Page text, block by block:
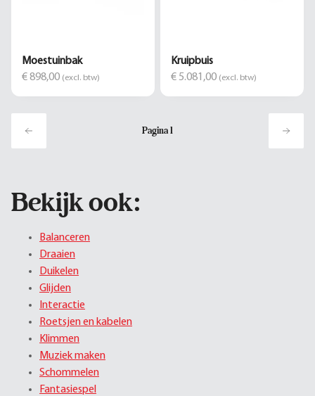
Moestuinbak
€ 898,00 (excl. btw)
Kruipbuis
€ 5.081,00 (excl. btw)
Pagina1
Bekijk ook:
Balanceren
Draaien
Duikelen
Glijden
Interactie
Roetsjen en kabelen
Klimmen
Muziek maken
Schommelen
Fantasiespel